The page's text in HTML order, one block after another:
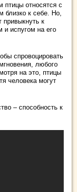
птицы относятся с
близко к себе. Но,
привыкнуть к
и испугом на его
спровоцировать
любого
на это, птицы
человека могут
– способность к